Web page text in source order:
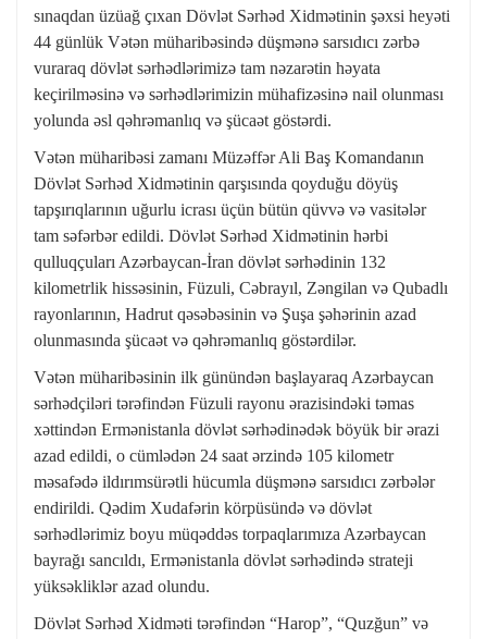
sınaqdan üzüağ çıxan Dövlət Sərhəd Xidmətinin şəxsi heyəti
44 günlük Vətən müharibəsində düşmənə sarsıdıcı zərbə
vuraraq dövlət sərhədlərimizə tam nəzarətin həyata
keçirilməsinə və sərhədlərimizin mühafizəsinə nail olunması
yolunda əsl qəhrəmanlıq və şücaət göstərdi.
Vətən müharibəsi zamanı Müzəffər Ali Baş Komandanın
Dövlət Sərhəd Xidmətinin qarşısında qoyduğu döyüş
tapşırıqlarının uğurlu icrası üçün bütün qüvvə və vasitələr
tam səfərbər edildi. Dövlət Sərhəd Xidmətinin hərbi
qulluqçuları Azərbaycan-İran dövlət sərhədinin 132
kilometrlik hissəsinin, Füzuli, Cəbrayıl, Zəngilan və Qubadlı
rayonlarının, Hadrut qəsəbəsinin və Şuşa şəhərinin azad
olunmasında şücaət və qəhrəmanlıq göstərdilər.
Vətən müharibəsinin ilk günündən başlayaraq Azərbaycan
sərhədçiləri tərəfindən Füzuli rayonu ərazisindəki təmas
xəttindən Ermənistanla dövlət sərhədinədək böyük bir ərazi
azad edildi, o cümlədən 24 saat ərzində 105 kilometr
məsafədə ildırımsürətli hücumla düşmənə sarsıdıcı zərbələr
endirildi. Qədim Xudafərin körpüsündə və dövlət
sərhədlərimiz boyu müqəddəs torpaqlarımıza Azərbaycan
bayrağı sancıldı, Ermənistanla dövlət sərhədində strateji
yüksəkliklər azad olundu.
Dövlət Sərhəd Xidməti tərəfindən “Harop”, “Quzğun” və